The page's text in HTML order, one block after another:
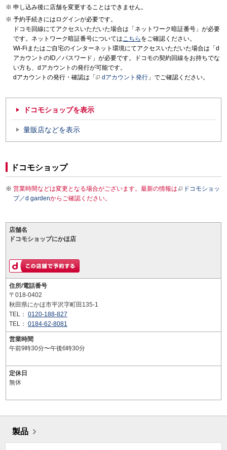
申し込み後に店舗を変更することはできません。
予約手続きにはログインが必要です。
ドコモ回線にてアクセスいただいた場合は「ネットワーク暗証番号」が必要
です。ネットワーク暗証番号についてはこちら をご確認ください。
Wi-Fiまたはご自宅のインターネット環境にてアクセスいただいた場合は「d
アカウントのID／パスワード」が必要です。ドコモの契約回線をお持ちでな
い方も、dアカウントの発行が可能です。
dアカウントの発行・確認は「
dアカウント発行 」でご確認ください。
ドコモショップを表示
量販店などを表示
ドコモショップ
営業時間などは変更となる場合がございます。最新の情報は
ドコモショッ
プ／d gardenからご確認ください。
店舗名
ドコモショップにかほ店
住所/電話番号
〒018-0402
秋田県にかほ市平沢字町田135-1
TEL： 0120-188-827
TEL： 0184-62-8081
営業時間
午前9時30分〜午後6時30分
定休日
無休
製品